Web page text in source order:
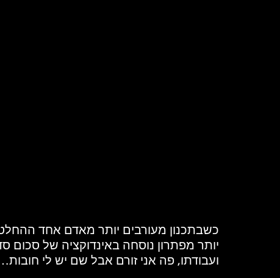
כשבתכנון מעורבים יותר מאדם אחד
יותר מפתרון נוסחה באינדוקציה של
ועבודתו, פה אני זורם אבל שם יש לי